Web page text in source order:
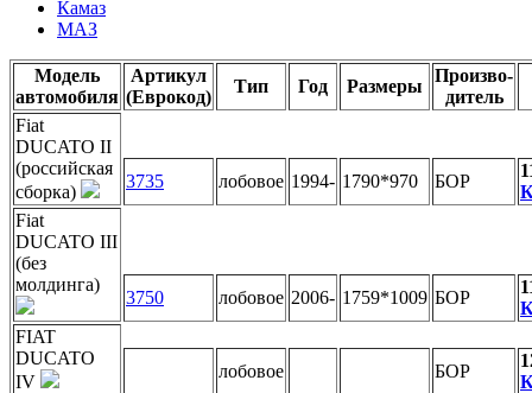
Камаз
МАЗ
Модель
автомобиля
Артикул
(Еврокод)
Тип Год Размеры
Произво-
дитель
Fiat
DUCATO II
(российская
сборка)
3735 лобовое 1994- 1790*970 БОР
Fiat
DUCATO III
(без
молдинга)
3750 лобовое 2006- 1759*1009 БОР
FIAT
DUCATO
IV
лобовое БОР